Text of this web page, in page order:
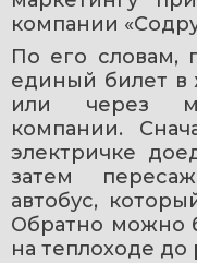
компании
По его словам,
единый билет в
или через
компании.
электричке
затем
автобус,
Обратно можно
на теплоходе до